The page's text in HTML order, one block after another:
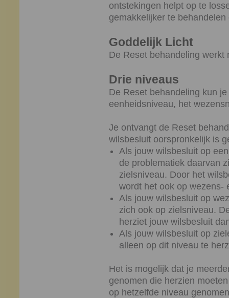
ontstekingen helpt op te
gemakkelijker te
Goddelijk Licht
De Reset behandeling werkt
Drie niveaus
De Reset behandeling kun
eenheidsniveau, het
Je ontvangt de Reset
wilsbesluit oorspronkelijk is
Als jouw wilsbesluit op
de problematiek daarvan
zielsniveau. Door het
wordt het ook op wezens-
Als jouw wilsbesluit op
zich ook op zielsniveau.
herziet jouw wilsbesluit
Als jouw wilsbesluit op
alleen op dit niveau te
Het is mogelijk dat je
genomen die herzien
op hetzelfde niveau